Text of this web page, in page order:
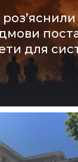
роз’яснили
для